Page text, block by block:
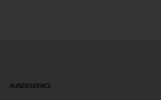
KUNDESERVICE